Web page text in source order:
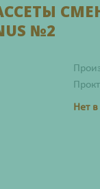
№2
Нет